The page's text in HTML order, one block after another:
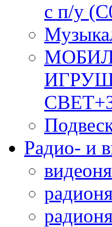
с п/у
Радио- и